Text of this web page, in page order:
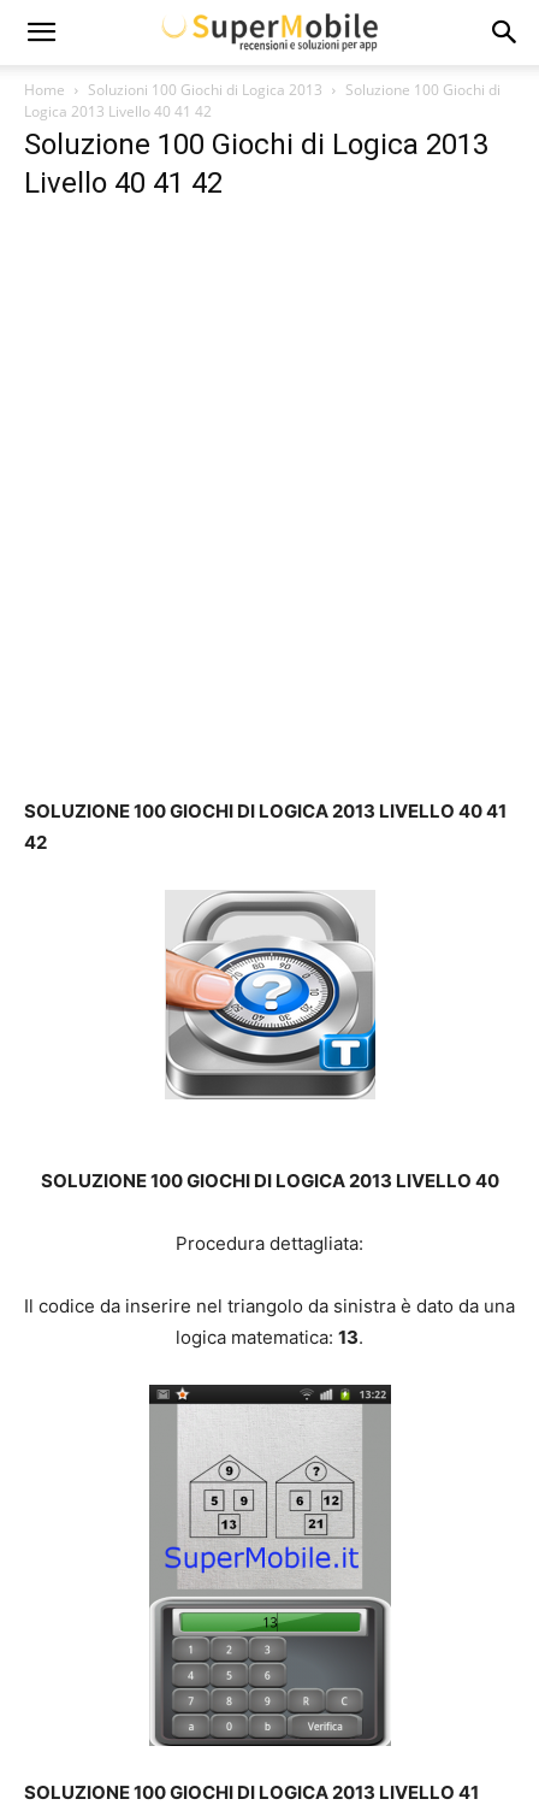
Super
Mobile
Home Soluzioni 100 Giochi di Logica 2013
Soluzione 100 Giochi di
Logica 2013 Livello 40 41 42
Soluzione 100 Giochi di Logica 2013
Livello 40 41 42
SOLUZIONE 100 GIOCHI DI LOGICA 2013 LIVELLO 40 41
42
SOLUZIONE 100 GIOCHI DI LOGICA 2013 LIVELLO 40
Procedura dettagliata:
Il codice da inserire nel triangolo da sinistra è dato da una
logica matematica: 13.
SOLUZIONE 100 GIOCHI DI LOGICA 2013 LIVELLO 41